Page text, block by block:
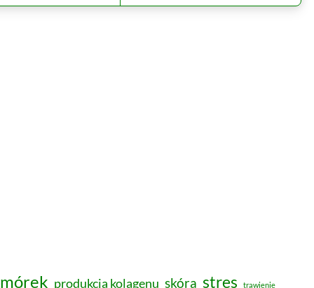
produkcja kolagenu skóra stres trawienie